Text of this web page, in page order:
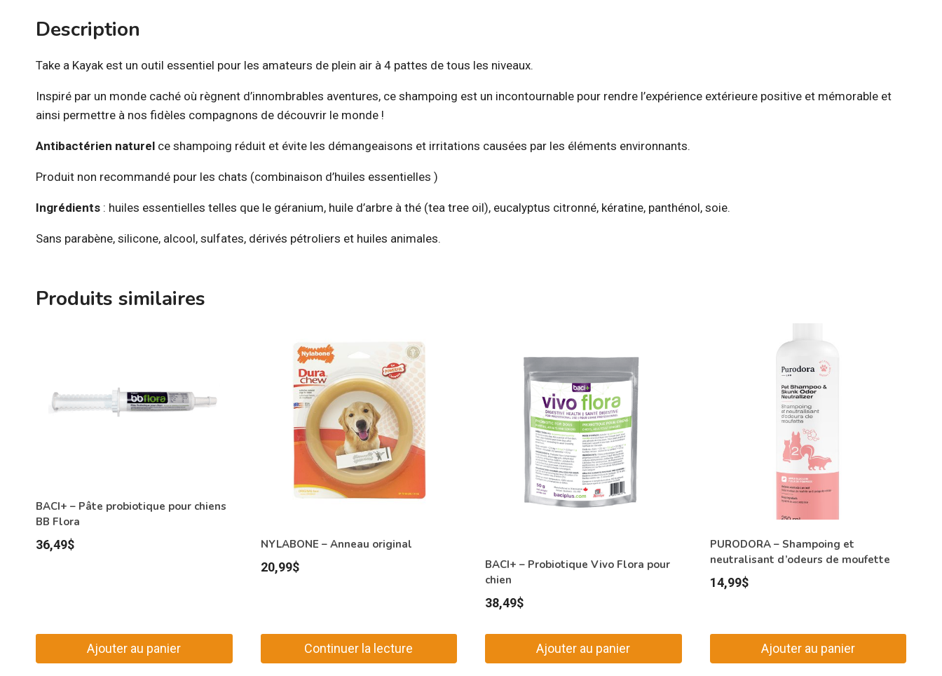
Description
Take a Kayak est un outil essentiel pour les amateurs de plein air à 4 pattes de tous les niveaux.
Inspiré par un monde caché où règnent d’innombrables aventures, ce shampoing est un incontournable pour rendre l’expérience extérieure positive et mémorable et
ainsi permettre à nos fidèles compagnons de découvrir le monde !
Antibactérien naturel ce shampoing réduit et évite les démangeaisons et irritations causées par les éléments environnants.
Produit non recommandé pour les chats (combinaison d’huiles essentielles )
Ingrédients : huiles essentielles telles que le géranium, huile d’arbre à thé (tea tree oil), eucalyptus citronné, kératine, panthénol, soie.
Sans parabène, silicone, alcool, sulfates, dérivés pétroliers et huiles animales.
Produits similaires
BACI+ – Pâte probiotique pour chiens
BB Flora
36,49$
Ajouter au panier
NYLABONE – Anneau original
20,99$
Continuer la lecture
BACI+ – Probiotique Vivo Flora pour
chien
38,49$
Ajouter au panier
PURODORA – Shampoing et
neutralisant d’odeurs de moufette
14,99$
Ajouter au panier